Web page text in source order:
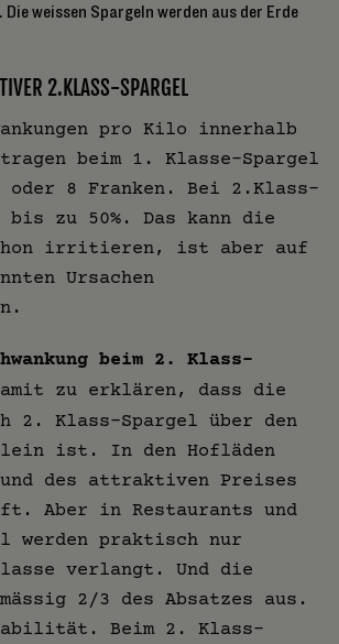
weissen Spargeln werden aus der Erde
2.KLASS-SPARGEL
pro Kilo innerhalb
beim 1. Klasse-Spargel
oder 8 Franken. Bei 2.Klass-
bis zu 50%. Das kann die
irritieren, ist aber auf
Ursachen
beim 2. Klass-
zu erklären, dass die
2. Klass-Spargel über den
klein ist. In den Hofläden
des attraktiven Preises
Aber in Restaurants und
werden praktisch nur
verlangt. Und die
2/3 des Absatzes aus.
Beim 2. Klass-